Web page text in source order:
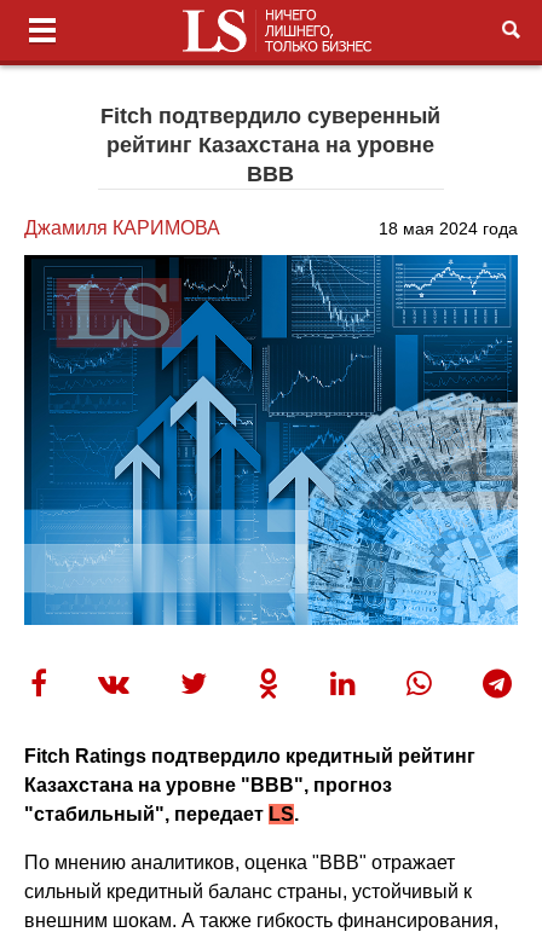
Fitch подтвердило суверенный
рейтинг Казахстана на уровне
BBB
Джамиля КАРИМОВА 18 мая 2024 года
Fitch Ratings подтвердило кредитный рейтинг
Казахстана на уровне "ВВB", прогноз
"стабильный", передает LS.
По мнению аналитиков, оценка "ВВB" отражает
сильный кредитный баланс страны, устойчивый к
внешним шокам. А также гибкость финансирования,